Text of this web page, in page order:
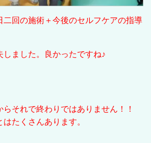
二回の施術＋今後のセルフケアの指導
しました。良かったですね♪
それで終わりではありません！！
たくさんあります。